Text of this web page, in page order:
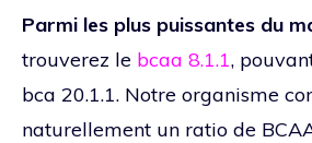
Parmi les plus puissantes du
trouverez le bcaa 8.1.1,
bca 20.1.1. Notre organisme
naturellement un ratio de